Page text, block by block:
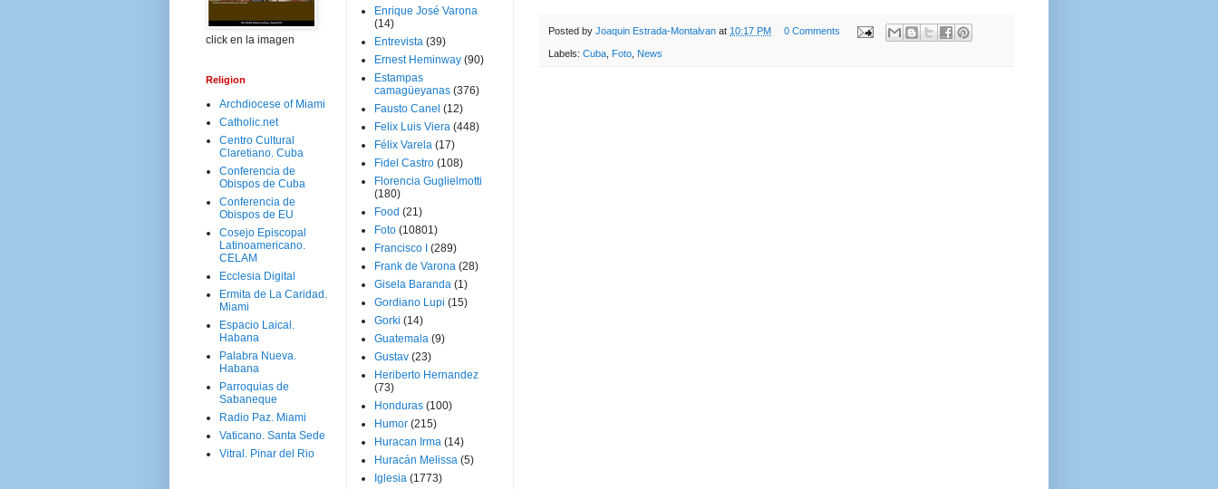
Posted by Joaquin Estrada-Montalvan at 10:17 PM 0 Comments
Labels: Cuba Foto News
click en la imagen
Religion
Archdiocese of Miami
Catholic.net
Centro Cultural
Claretiano. Cuba
Conferencia de
Obispos de Cuba
Conferencia de
Obispos de EU
Cosejo Episcopal
Latinoamericano.
CELAM
Ecclesia Digital
Ermita de La Caridad.
Miami
Espacio Laical.
Habana
Palabra Nueva.
Habana
Parroquias de
Sabaneque
Radio Paz. Miami
Vaticano. Santa Sede
Vitral. Pinar del Rio
Enrique José Varona
(14)
Entrevista (39)
Ernest Heminway (90)
Estampas
camagüeyanas (376)
Fausto Canel (12)
Felix Luis Viera (448)
Félix Varela (17)
Fidel Castro (108)
Florencia Guglielmotti
(180)
Food (21)
Foto (10801)
Francisco I
(289)
Frank de Varona (28)
Gisela Baranda (1)
Gordiano Lupi (15)
Gorki (14)
Guatemala (9)
Gustav (23)
Heriberto Hernandez
(73)
Honduras (100)
Humor (215)
Huracan Irma (14)
Huracán Melissa (5)
Iglesia (1773)